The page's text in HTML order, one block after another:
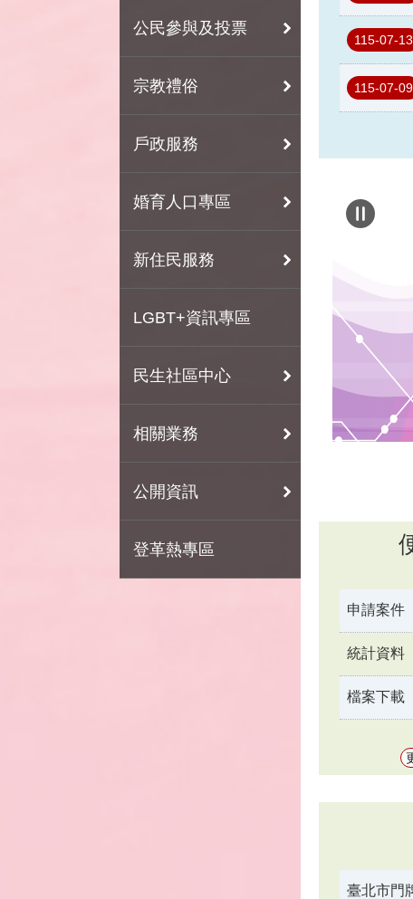
公民參與及投票
宗教禮俗
戶政服務
婚育人口專區
新住民服務
LGBT+資訊專區
民生社區中心
相關業務
公開資訊
登革熱專區
115-07-13
115-07-09
申請案件
統計資料
檔案下載
臺北市門